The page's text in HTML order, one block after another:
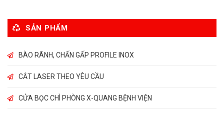
SẢN PHẨM
BÀO RÃNH, CHẤN GẤP PROFILE INOX
CẮT LASER THEO YÊU CẦU
CỬA BỌC CHÌ PHÒNG X-QUANG BỆNH VIỆN